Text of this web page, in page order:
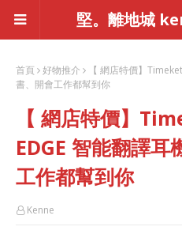
堅。離地城
首頁 好物推介
【 網店特價】
書、開會工作都幫到你
【 網店特價】
EDGE 智能翻譯
工作都幫到你
Kenne